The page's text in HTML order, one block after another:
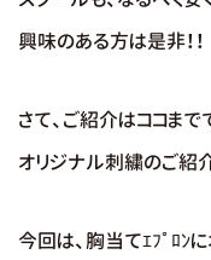
興味のある方は是非！！
さて、ご紹介はココまで
オリジナル刺繍のご紹
今回は、胸当てｴﾌﾟﾛﾝ